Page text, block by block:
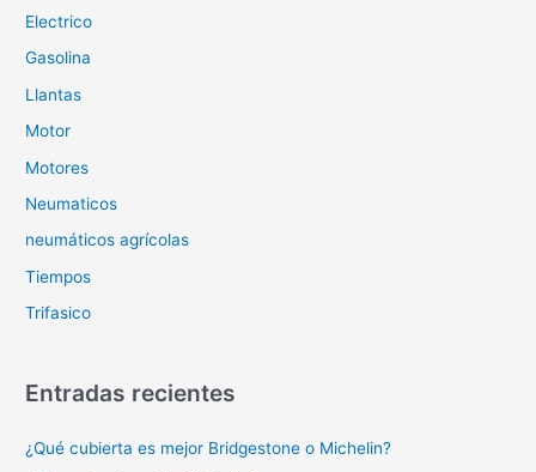
Electrico
Gasolina
Llantas
Motor
Motores
Neumaticos
neumáticos agrícolas
Tiempos
Trifasico
Entradas recientes
¿Qué cubierta es mejor Bridgestone o Michelin?